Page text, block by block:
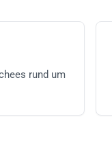
rund um